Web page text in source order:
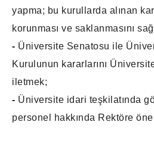
yapma; bu kurullarda alınan
korunması ve saklanmasını
- Üniversite Senatosu ile
Kurulunun kararlarını
iletmek;
- Üniversite idari teşkilatında
personel hakkında Rektöre